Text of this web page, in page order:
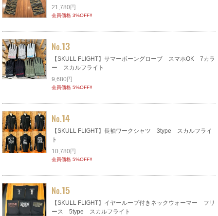
21,780円
会員価格 3%OFF!!
No.13
【SKULL FLIGHT】サマーボーングローブ スマホOK 7カラ
ー スカルフライト
9,680円
会員価格 5%OFF!!
No.14
【SKULL FLIGHT】長袖ワークシャツ 3type スカルフライ
ト
10,780円
会員価格 5%OFF!!
No.15
【SKULL FLIGHT】イヤーループ付きネックウォーマー フリ
ース 5type スカルフライト